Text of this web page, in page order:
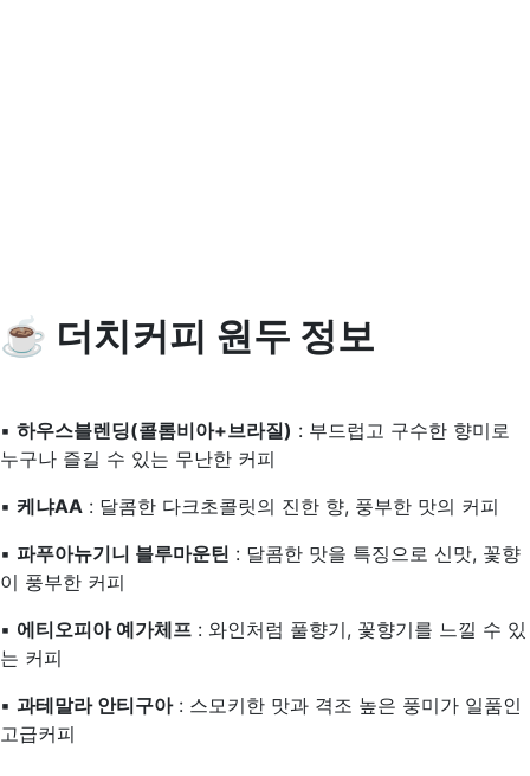
☕ 더치커피 원두 정보
▪️ 하우스블렌딩(콜롬비아+브라질) : 부드럽고 구수한 향미로
누구나 즐길 수 있는 무난한 커피
▪️ 케냐AA : 달콤한 다크초콜릿의 진한 향, 풍부한 맛의 커피
▪️ 파푸아뉴기니 블루마운틴 : 달콤한 맛을 특징으로 신맛, 꽃향
이 풍부한 커피
▪️ 에티오피아 예가체프 : 와인처럼 풀향기, 꽃향기를 느낄 수 있
는 커피
▪️ 과테말라 안티구아: 스모키한 맛과 격조 높은 풍미가 일품인
고급커피